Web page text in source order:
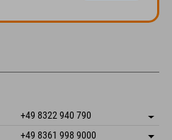
+49 8322 940 790
Salva indirizzo
+49 8361 998 9000